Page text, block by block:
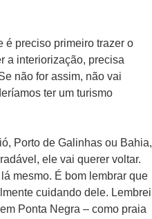
é preciso primeiro trazer o
a interiorização, precisa
não for assim, não vai
ter um turismo
Porto de Galinhas ou Bahia,
ele vai querer voltar.
mesmo. É bom lembrar que
cuidando dele. Lembrei
Ponta Negra – como praia